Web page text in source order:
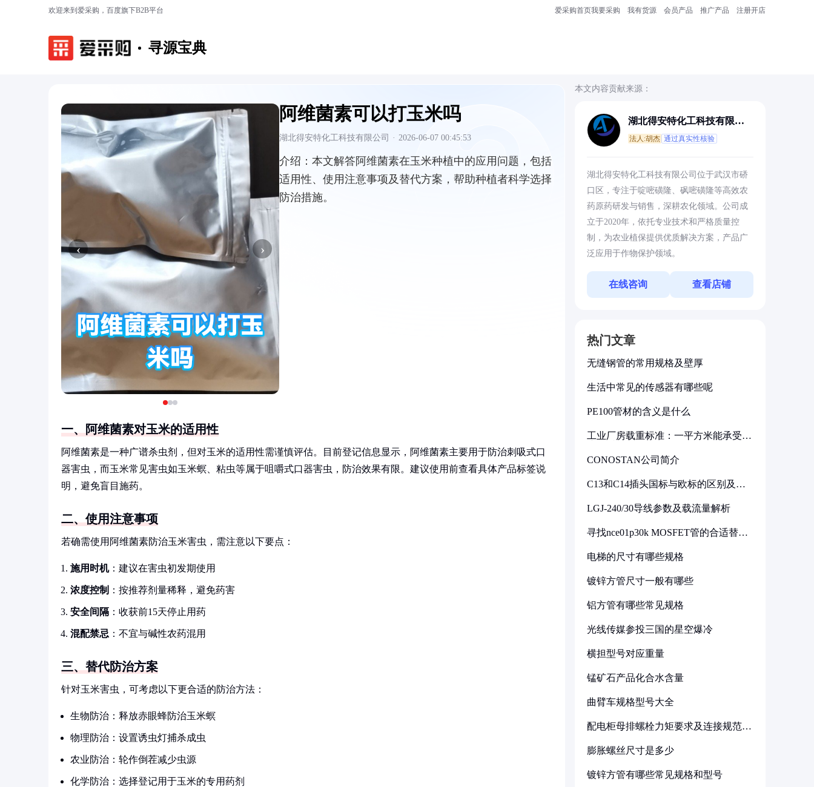
欢迎来到爱采购，百度旗下B2B平台 爱采购首页我要采购 我有货源 会员产品 推广产品 注册开店
寻源宝典
‹ ›
阿维菌素可以打玉米吗
湖北得安特化工科技有限公司 · 2026-06-07 00:45:53
介绍： 本文解答阿维菌素在玉米种植中的应用问题，包括
适用性、使用注意事项及替代方案，帮助种植者科学选择
防治措施。
一、阿维菌素对玉米的适用性
阿维菌素是一种广谱杀虫剂，但对玉米的适用性需谨慎评估。目前登记信息显示，阿维菌素主要用于防治刺吸式口
器害虫，而玉米常见害虫如玉米螟、粘虫等属于咀嚼式口器害虫，防治效果有限。建议使用前查看具体产品标签说
明，避免盲目施药。
二、使用注意事项
若确需使用阿维菌素防治玉米害虫，需注意以下要点：
施用时机：建议在害虫初发期使用
浓度控制 ：按推荐剂量稀释，避免药害
安全间隔 ：收获前15天停止用药
混配禁忌 ：不宜与碱性农药混用
三、替代防治方案
针对玉米害虫，可考虑以下更合适的防治方法：
生物防治：释放赤眼蜂防治玉米螟
物理防治：设置诱虫灯捕杀成虫
农业防治：轮作倒茬减少虫源
化学防治：选择登记用于玉米的专用药剂
本文内容贡献来源：
湖北得安特化工科技有限公
法人:胡杰 通过真实性核验
湖北得安特化工科技有限公司位于武汉市硚
口区，专注于啶嘧磺隆、砜嘧磺隆等高效农
药原药研发与销售，深耕农化领域。公司成
立于2020年，依托专业技术和严格质量控
制，为农业植保提供优质解决方案，产品广
泛应用于作物保护领域。
在线咨询 查看店铺
热门文章
无缝钢管的常用规格及壁厚
生活中常见的传感器有哪些呢
PE100管材的含义是什么
工业厂房载重标准：一平方米能承受多
CONOSTAN公司简介
C13和C14插头国标与欧标的区别及其
LGJ-240/30导线参数及载流量解析
寻找nce01p30k MOSFET管的合适替代
电梯的尺寸有哪些规格
镀锌方管尺寸一般有哪些
铝方管有哪些常见规格
光线传媒参投三国的星空爆冷
横担型号对应重量
锰矿石产品化合水含量
曲臂车规格型号大全
配电柜母排螺栓力矩要求及连接规范详
膨胀螺丝尺寸是多少
镀锌方管有哪些常见规格和型号